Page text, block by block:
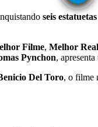
seis estatuetas
Filme, Melhor
Pynchon,
Del Toro, o filme